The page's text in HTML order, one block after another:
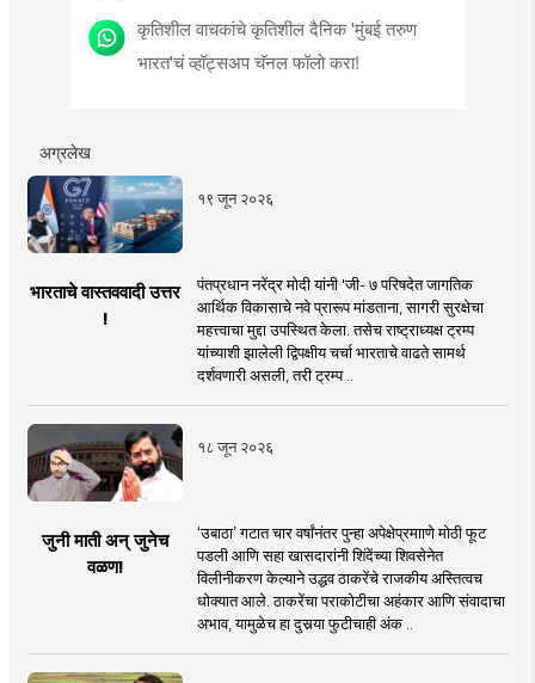
कृतिशील वाचकांचे कृतिशील दैनिक 'मुंबई तरुण
भारत'चं व्हॉट्सअप चॅनल फॉलो करा!
अग्रलेख
१९ जून २०२६
भारताचे वास्तववादी उत्तर
!
पंतप्रधान नरेंद्र मोदी यांनी 'जी- ७ परिषदेत जागतिक
आर्थिक विकासाचे नवे प्रारूप मांडताना, सागरी सुरक्षेचा
महत्त्वाचा मुद्दा उपस्थित केला. तसेच राष्ट्राध्यक्ष ट्रम्प
यांच्याशी झालेली द्विपक्षीय चर्चा भारताचे वाढते सामर्थ
दर्शवणारी असली, तरी ट्रम्प ..
१८ जून २०२६
जुनी माती अन् जुनेच
वळण!
‘उबाठा’ गटात चार वर्षांनंतर पुन्हा अपेक्षेप्रमााणे मोठी फूट
पडली आणि सहा खासदारांनी शिंदेंच्या शिवसेनेत
विलीनीकरण केल्याने उद्धव ठाकरेंचे राजकीय अस्तित्वच
धोक्यात आले. ठाकरेंचा पराकोटीचा अहंकार आणि संवादाचा
अभाव, यामुळेच हा दुसर्‍या फुटीचाही अंक ..